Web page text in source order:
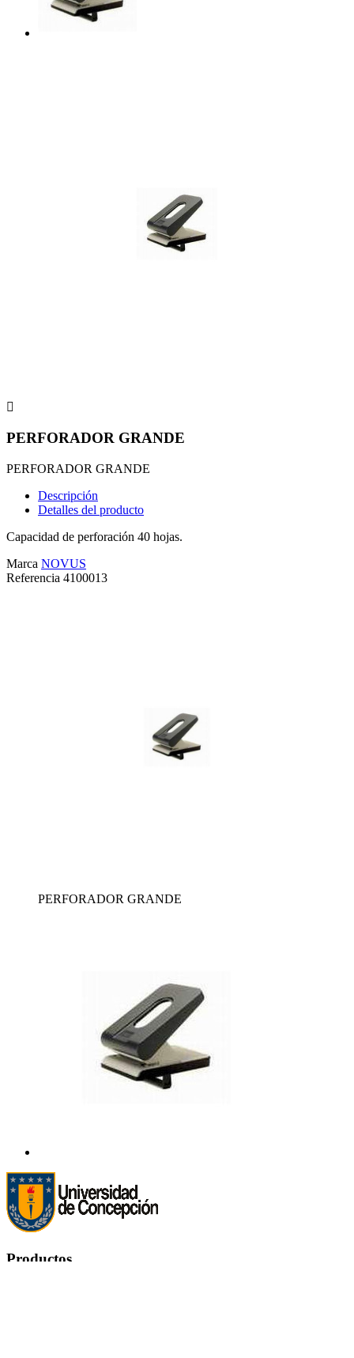

PERFORADOR GRANDE
PERFORADOR GRANDE
Descripción
Detalles del producto
Capacidad de perforación 40 hojas.
Marca NOVUS
Referencia 4100013
PERFORADOR GRANDE
Productos